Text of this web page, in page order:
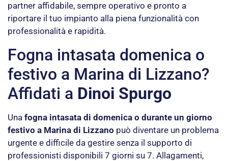
partner affidabile, sempre operativo e pronto a
riportare il tuo impianto alla piena funzionalità con
professionalità e rapidità.
Fogna intasata domenica o
festivo a Marina di Lizzano?
Affidati a Dinoi Spurgo
Una fogna intasata di domenica o durante un giorno
festivo a Marina di Lizzano può diventare un problema
urgente e difficile da gestire senza il supporto di
professionisti disponibili 7 giorni su 7. Allagamenti,